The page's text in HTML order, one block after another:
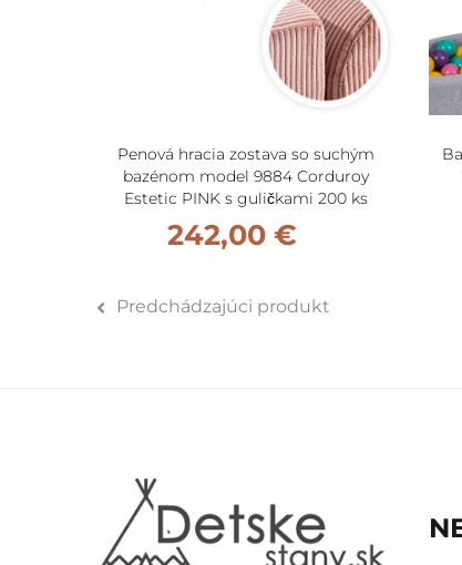
Penová hracia zostava so suchým
bazénom model 9884 Corduroy
Estetic PINK s guličkami 200 ks
242,00 €
Predchádzajúci produkt